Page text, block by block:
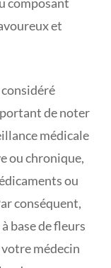
et
de noter
médicale
ou chronique,
ou
conséquent,
base de fleurs
médecin